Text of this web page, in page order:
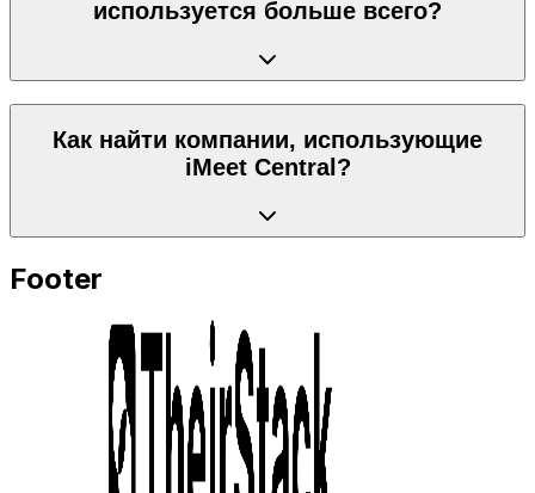
используется больше всего?
Как найти компании, использующие
iMeet Central?
Footer